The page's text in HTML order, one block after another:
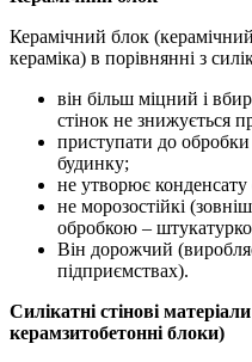
Керамічний блок
кераміка) в порівнянні з
він більш міцний і
стінок не знижується
приступати до обробки
будинку;
не утворює конденсату
не морозостійкі
обробкою –
Він дорожчий
підприємствах).
Силікатні стінові
керамзитобетонні блоки)